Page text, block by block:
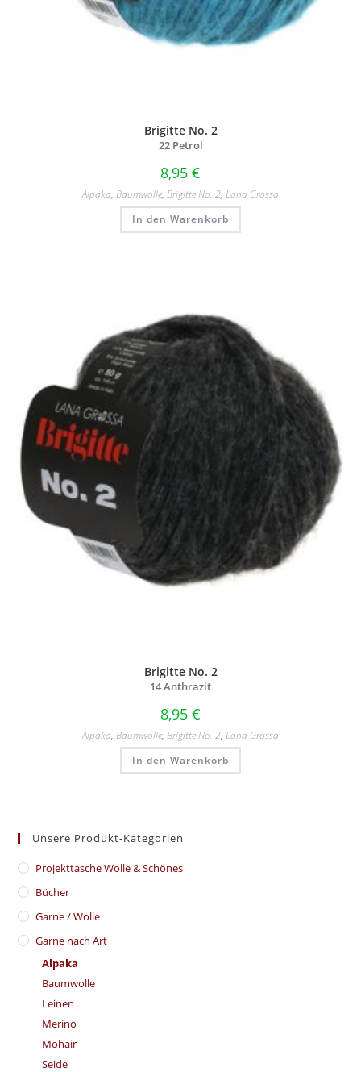
Brigitte No. 2
22 Petrol
8,95 €
Alpaka, Baumwolle, Brigitte No. 2, Lana Grossa
In den Warenkorb
Brigitte No. 2
14 Anthrazit
8,95 €
Alpaka, Baumwolle, Brigitte No. 2, Lana Grossa
In den Warenkorb
Unsere Produkt-Kategorien
​Projekttasche Wolle & Schönes
Bücher
Garne / Wolle
Garne nach Art
Alpaka
Baumwolle
Leinen
Merino
Mohair
Seide